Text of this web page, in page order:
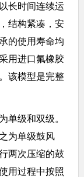
长时间连续运
结构紧凑，安
的使用寿命均
用进口氟橡胶
该模型是完整
单级和双级。
为单级鼓风
两次压缩的鼓
用过程中按照